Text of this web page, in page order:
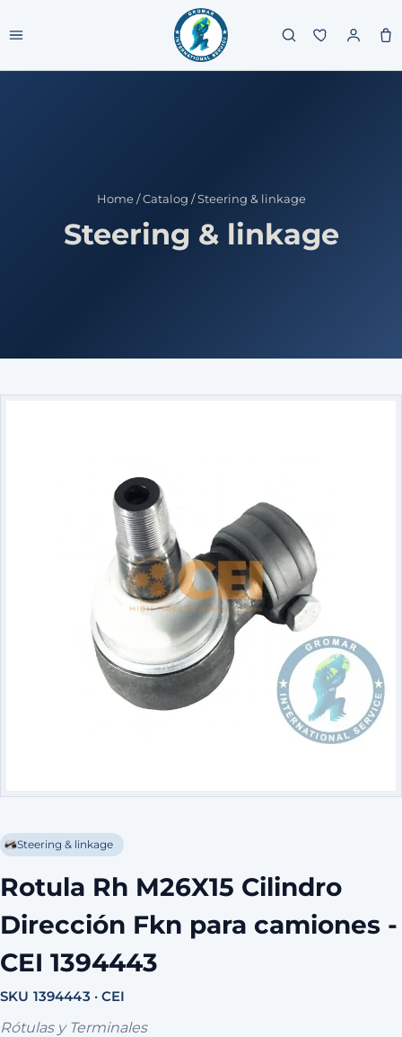
Home/Catalog /Steering & linkage
Steering & linkage
Steering & linkage
Rotula Rh M26X15 Cilindro
Dirección Fkn para camiones -
CEI 1394443
SKU 1394443 · CEI
Rótulas y Terminales